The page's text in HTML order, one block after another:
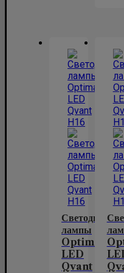
лампы
Optima
LED
Qvant